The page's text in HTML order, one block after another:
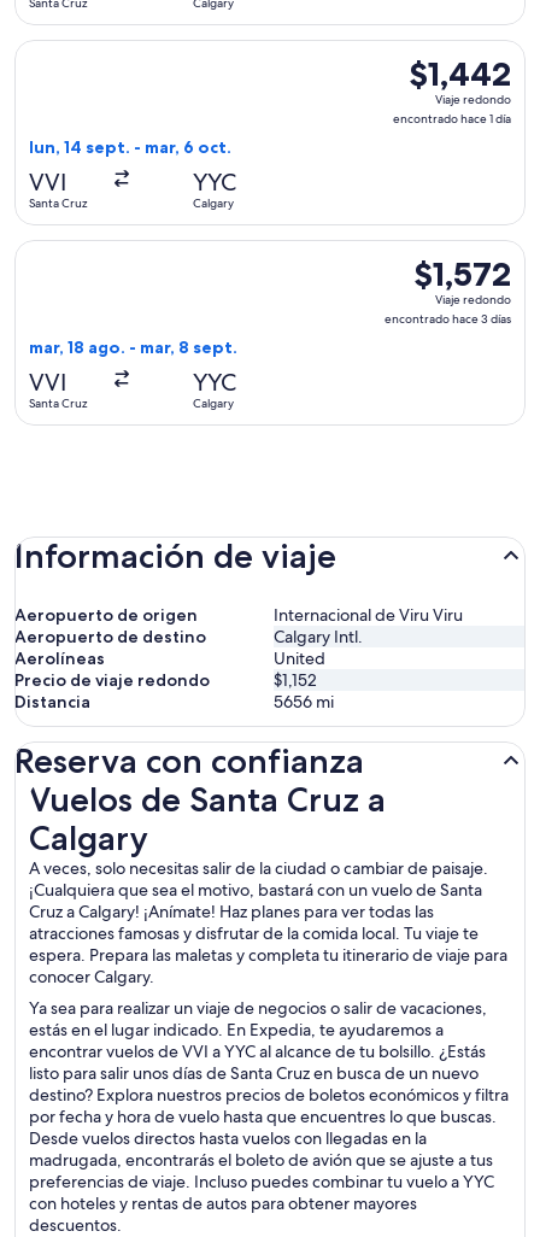
$1,442
Viaje
redondo,
$1,442
Viaje redondo
encontrado hace 1 día
lun, 14 sept. - mar, 6 oct.
VVI
Santa Cruz
YYC
Calgary
Seleccionar vuelo de United, con salida el lun, 14 sept.
$1,572
Viaje
redondo,
$1,572
Viaje redondo
encontrado hace 3 días
mar, 18 ago. - mar, 8 sept.
VVI
Santa Cruz
YYC
Calgary
Seleccionar vuelo de avianca, con salida el mar, 18 ago.
Información de viaje
Aeropuerto de origen
Internacional de Viru Viru
Aeropuerto de destino
Calgary Intl.
Aerolíneas
United
Precio de viaje redondo
$1,152
Distancia
5656 mi
Reserva con confianza
Vuelos de Santa Cruz a
Calgary
A veces, solo necesitas salir de la ciudad o cambiar de paisaje.
¡Cualquiera que sea el motivo, bastará con un vuelo de Santa
Cruz a Calgary! ¡Anímate! Haz planes para ver todas las
atracciones famosas y disfrutar de la comida local. Tu viaje te
espera. Prepara las maletas y completa tu itinerario de viaje para
conocer Calgary.
Ya sea para realizar un viaje de negocios o salir de vacaciones,
estás en el lugar indicado. En Expedia, te ayudaremos a
encontrar vuelos de VVI a YYC al alcance de tu bolsillo. ¿Estás
listo para salir unos días de Santa Cruz en busca de un nuevo
destino? Explora nuestros precios de boletos económicos y filtra
por fecha y hora de vuelo hasta que encuentres lo que buscas.
Desde vuelos directos hasta vuelos con llegadas en la
madrugada, encontrarás el boleto de avión que se ajuste a tus
preferencias de viaje. Incluso puedes combinar tu vuelo a YYC
con hoteles y rentas de autos para obtener mayores
descuentos.
Vuelos de Santa Cruz a Calgary